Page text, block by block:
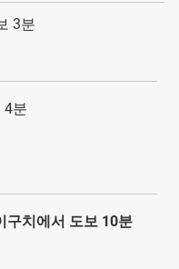
3분
4분
구치에서 도보 10분